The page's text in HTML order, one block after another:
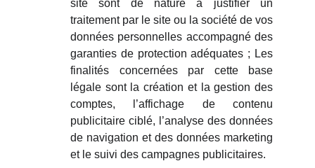
site sont de nature à justifier un
traitement par le site ou la société de vos
données personnelles accompagné des
garanties de protection adéquates ; Les
finalités concernées par cette base
légale sont la création et la gestion des
comptes, l’affichage de contenu
publicitaire ciblé, l’analyse des données
de navigation et des données marketing
et le suivi des campagnes publicitaires.